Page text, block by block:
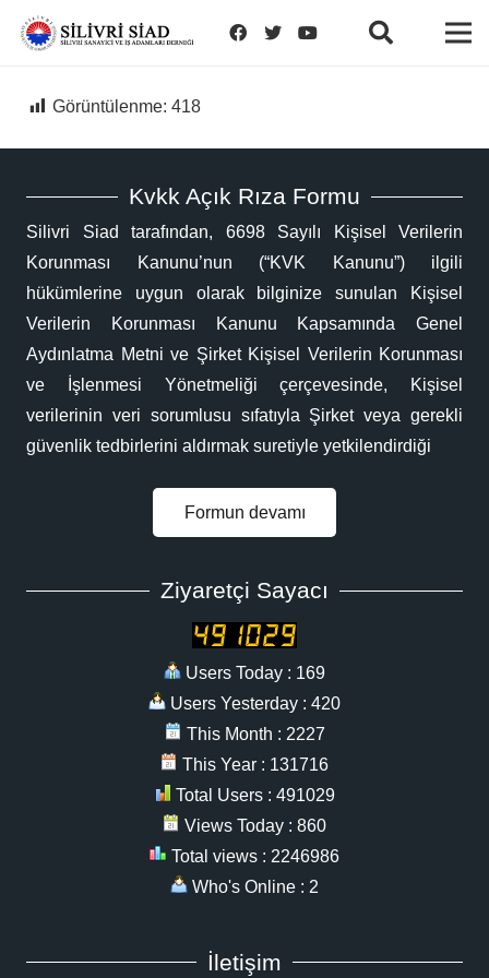
Görüntülenme: 418
Kvkk Açık Rıza Formu
Silivri Siad tarafından, 6698 Sayılı Kişisel Verilerin
Korunması Kanunu’nun (“KVK Kanunu”) ilgili
hükümlerine uygun olarak bilginize sunulan Kişisel
Verilerin Korunması Kanunu Kapsamında Genel
Aydınlatma Metni ve Şirket Kişisel Verilerin Korunması
ve İşlenmesi Yönetmeliği çerçevesinde, Kişisel
verilerinin veri sorumlusu sıfatıyla Şirket veya gerekli
güvenlik tedbirlerini aldırmak suretiyle yetkilendirdiği
Formun devamı
Ziyaretçi Sayacı
Users Today : 169
Users Yesterday : 420
This Month : 2227
This Year : 131716
Total Users : 491029
Views Today : 860
Total views : 2246986
Who's Online : 2
İletişim